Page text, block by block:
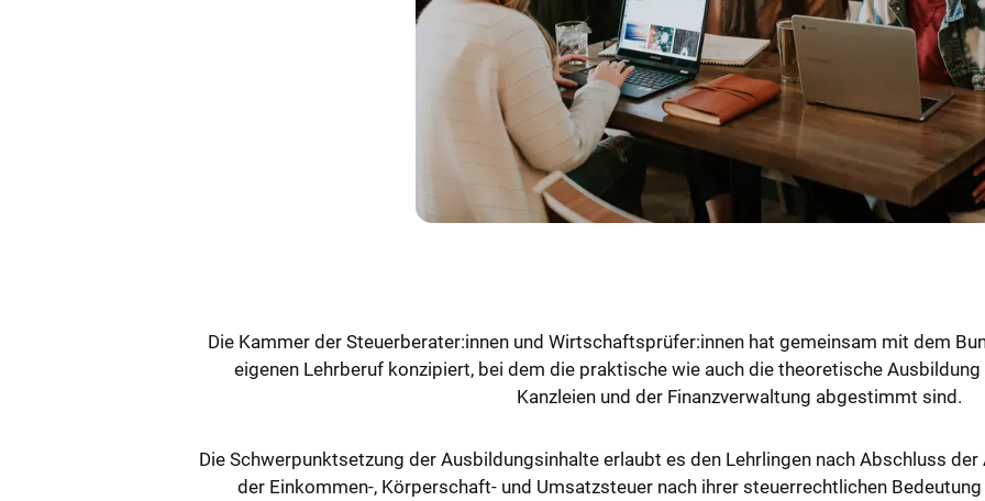
Die Kammer der Steuerberater:innen und Wirtschaftsprüfer:innen hat gemeinsam mit dem
eigenen Lehrberuf konzipiert, bei dem die praktische wie auch die theoretische
Kanzleien und der Finanzverwaltung abgestimmt sind.
Die Schwerpunktsetzung der Ausbildungsinhalte erlaubt es den Lehrlingen nach Abschluss
der Einkommen-, Körperschaft- und Umsatzsteuer nach ihrer steuerrechtlichen